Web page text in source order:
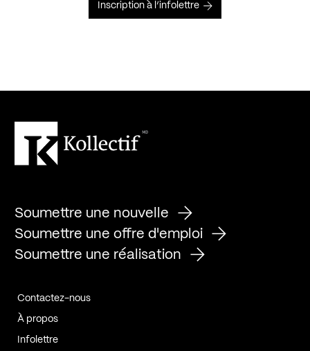
Inscription à l’infolettre
Soumettre une nouvelle
Soumettre une offre d'emploi
Soumettre une réalisation
Contactez-nous
À propos
Infolettre